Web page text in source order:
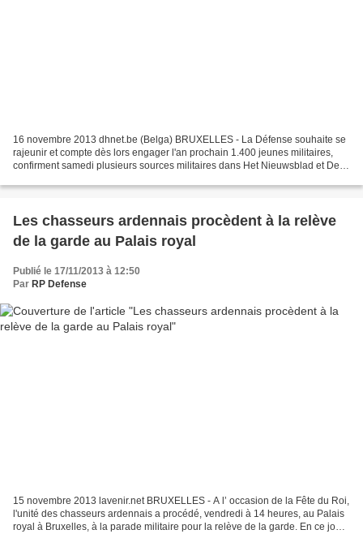
16 novembre 2013 dhnet.be (Belga) BRUXELLES - La Défense souhaite se
rajeunir et compte dès lors engager l'an prochain 1.400 jeunes militaires,
confirment samedi plusieurs sources militaires dans Het Nieuwsblad et De
Les chasseurs ardennais procèdent à la relève
de la garde au Palais royal
Publié le 17/11/2013 à 12:50
Par RP Defense
15 novembre 2013 lavenir.net BRUXELLES - A l’ occasion de la Fête du Roi,
l'unité des chasseurs ardennais a procédé, vendredi à 14 heures, au Palais
royal à Bruxelles, à la parade militaire pour la relève de la garde. En ce jour